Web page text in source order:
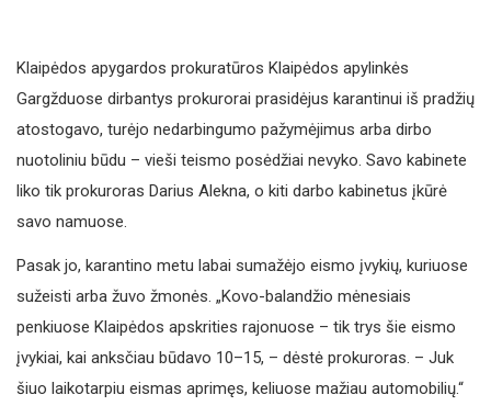
Klaipėdos apygardos prokuratūros Klaipėdos apylinkės
Gargžduose dirbantys prokurorai prasidėjus karantinui iš pradžių
atostogavo, turėjo nedarbingumo pažymėjimus arba dirbo
nuotoliniu būdu – vieši teismo posėdžiai nevyko. Savo kabinete
liko tik prokuroras Darius Alekna, o kiti darbo kabinetus įkūrė
savo namuose.
Pasak jo, karantino metu labai sumažėjo eismo įvykių, kuriuose
sužeisti arba žuvo žmonės. „Kovo-balandžio mėnesiais
penkiuose Klaipėdos apskrities rajonuose – tik trys šie eismo
įvykiai, kai anksčiau būdavo 10–15, – dėstė prokuroras. – Juk
šiuo laikotarpiu eismas aprimęs, keliuose mažiau automobilių.“